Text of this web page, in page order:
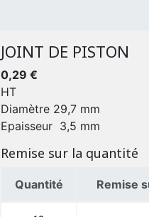
JOINT DE PISTON
0,29 €
HT
Diamètre 29,7 mm
Epaisseur 3,5 mm
Remise sur la quantité
Quantité Remise